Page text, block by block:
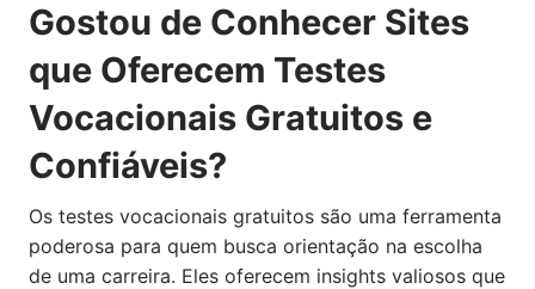
Gostou de Conhecer Sites
que Oferecem Testes
Vocacionais Gratuitos e
Confiáveis?
Os testes vocacionais gratuitos são uma ferramenta
poderosa para quem busca orientação na escolha
de uma carreira. Eles oferecem insights valiosos que